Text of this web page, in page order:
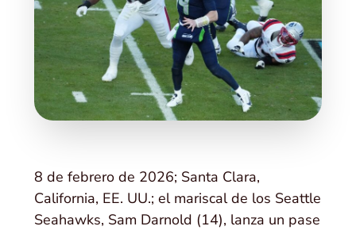
8 de febrero de 2026; Santa Clara,
California, EE. UU.; el mariscal de los Seattle
Seahawks, Sam Darnold (14), lanza un pase